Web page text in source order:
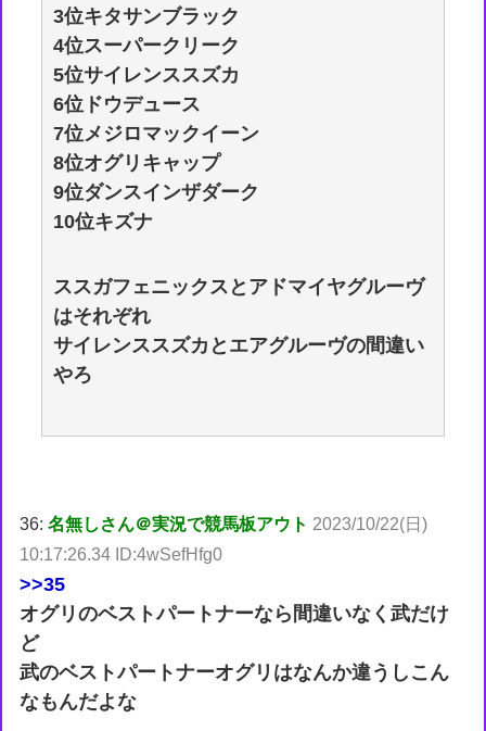
3位キタサンブラック
4位スーパークリーク
5位サイレンススズカ
6位ドウデュース
7位メジロマックイーン
8位オグリキャップ
9位ダンスインザダーク
10位キズナ
ススガフェニックスとアドマイヤグルーヴ
はそれぞれ
サイレンススズカとエアグルーヴの間違い
やろ
36:名無しさん＠実況で競馬板アウト 2023/10/22(日)
10:17:26.34 ID:4wSefHfg0
>>35
オグリのベストパートナーなら間違いなく武だけ
ど
武のベストパートナーオグリはなんか違うしこん
なもんだよな